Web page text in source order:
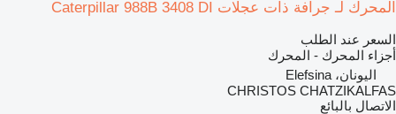
المحرك لـ جرافة ذات عجلات Caterpillar 988B 3408 DI
السعر عند الطلب
أجزاء المحرك - المحرك
اليونان، Elefsina
CHRISTOS CHATZIKALFAS
الاتصال بالبائع